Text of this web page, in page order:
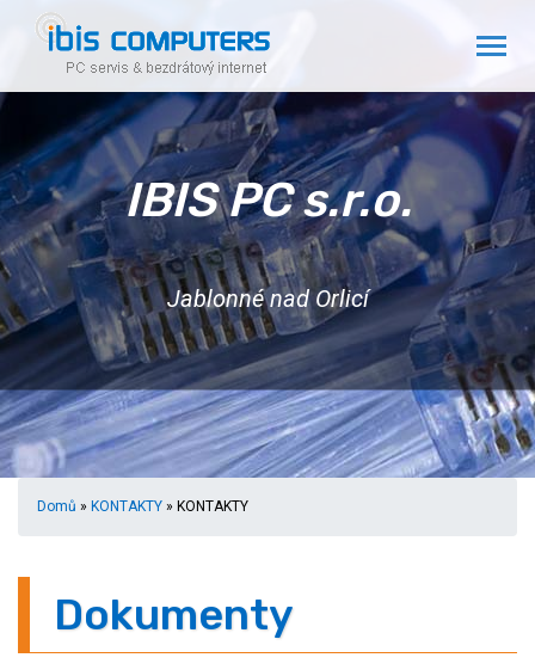
IBIS PC s.r.o.
Jablonné nad Orlicí
Domů » KONTAKTY » KONTAKTY
Dokumenty